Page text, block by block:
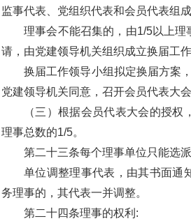
监事代表、党组织代表和会员代表组
理事会不能召集的，由1/5以上
请，由党建领导机关组织成立换届工
换届工作领导小组拟定换届方案
党建领导机关同意，召开会员代表大
（三）根据会员代表大会的授
理事总数的1/5。
第二十三条每个理事单位只能选
单位调整理事代表，由其书面通
务理事的，其代表一并调整。
第二十四条理事的权利: